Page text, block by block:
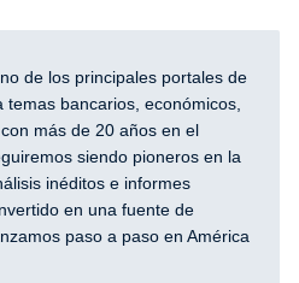
de los principales portales de
temas bancarios, económicos,
más de 20 años en el
siendo pioneros en la
inéditos e informes
en una fuente de
paso a paso en América